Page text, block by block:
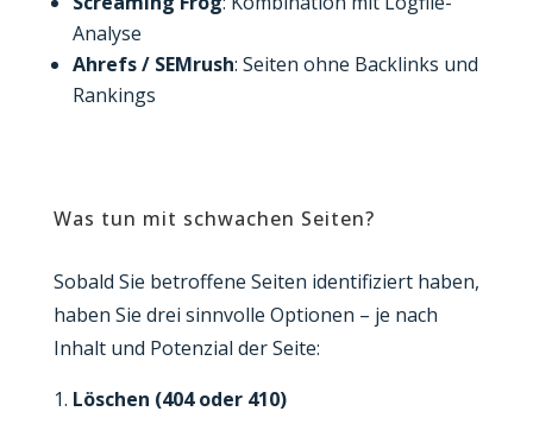
Analyse
Ahrefs / SEMrush: Seiten ohne Backlinks und
Rankings
Was tun mit schwachen Seiten?
Sobald Sie betroffene Seiten identifiziert haben,
haben Sie drei sinnvolle Optionen – je nach
Inhalt und Potenzial der Seite:
Löschen (404 oder 410)